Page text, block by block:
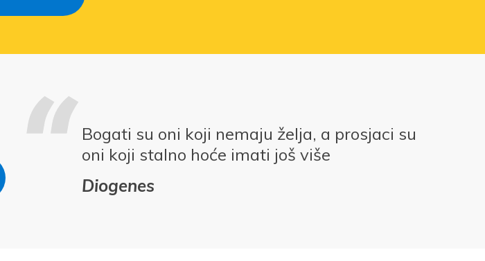
Bogati su oni koji nemaju želja, a prosjaci su
oni koji stalno hoće imati još više
Diogenes